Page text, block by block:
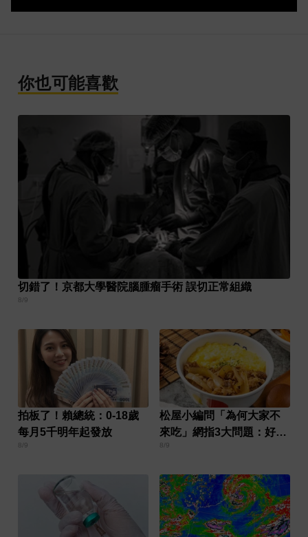
你也可能喜歡
切錯了！京都大學醫院腦腫瘤手術 誤切正常組織
8/9
拍板了！賴總統：0-18歲
每月5千明年起發放
8/9
松屋小編問「為何大家不
來吃」網指3大問題：好牌
打到爛
8/9